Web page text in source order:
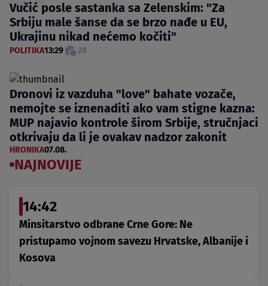
Vučić posle sastanka sa Zelenskim: "Za
Srbiju male šanse da se brzo nađe u EU,
Ukrajinu nikad nećemo kočiti"
POLITIKA13:29 28
Dronovi iz vazduha "love" bahate vozače,
nemojte se iznenaditi ako vam stigne kazna:
MUP najavio kontrole širom Srbije, stručnjaci
otkrivaju da li je ovakav nadzor zakonit
HRONIKA07.08.
NAJNOVIJE
14:42
Minsitarstvo odbrane Crne Gore: Ne
pristupamo vojnom savezu Hrvatske, Albanije i
Kosova